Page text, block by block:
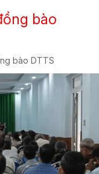
bào
bào DTTS